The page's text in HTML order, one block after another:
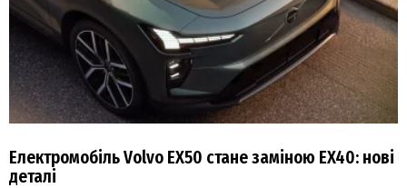
Електромобіль Volvo EX50 стане заміною EX40: нові
деталі